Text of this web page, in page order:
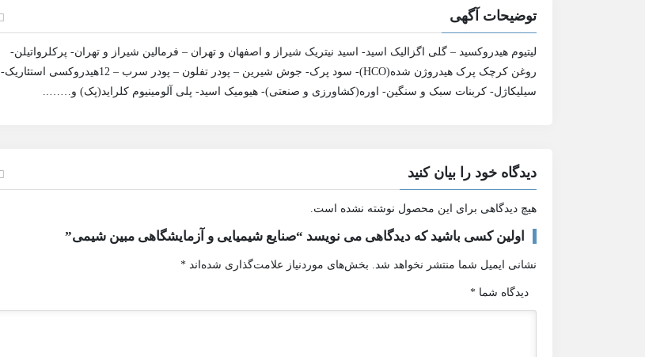
توضیحات آگهی
لیتیوم هیدروکسید – گلی اگزالیک اسید- اسید نیتریک شیراز و اصفهان و تهران – فرمالین شیراز و تهران- پرکلرواتیلن-
روغن کرچک پرک هیدروژن شده(HCO)- سود پرک- جوش شیرین – پودر تفلون – پودر سرب – 12هیدروکسی استئاریک-
سیلیکاژل- کربنات سبک و سنگین- اوره(کشاورزی و صنعتی)- هیومیک اسید- پلی آلومینیوم کلراید(پک) و……..
دیدگاه خود را بیان کنید
هیچ دیدگاهی برای این محصول نوشته نشده است.
اولین کسی باشید که دیدگاهی می نویسد “صنایع شیمیایی و آزمایشگاهی مبین شیمی”
نشانی ایمیل شما منتشر نخواهد شد. بخش‌های موردنیاز علامت‌گذاری شده‌اند *
دیدگاه شما *